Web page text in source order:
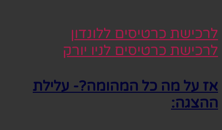
לרכישת כרטיסים ללונדון
לרכישת כרטיסים לניו יורק
אז על מה כל המהומה?- עלילת
ההצגה: